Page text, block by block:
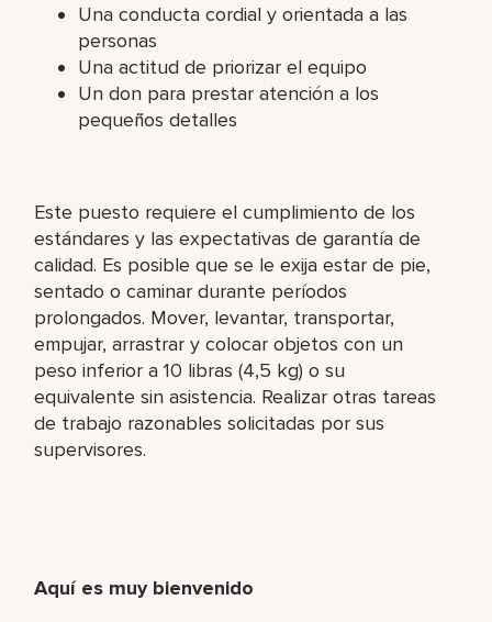
Una conducta cordial y orientada a las
personas
Una actitud de priorizar el equipo
Un don para prestar atención a los
pequeños detalles
Este puesto requiere el cumplimiento de los
estándares y las expectativas de garantía de
calidad. Es posible que se le exija estar de pie,
sentado o caminar durante períodos
prolongados. Mover, levantar, transportar,
empujar, arrastrar y colocar objetos con un
peso inferior a 10 libras (4,5 kg) o su
equivalente sin asistencia. Realizar otras tareas
de trabajo razonables solicitadas por sus
supervisores.
Aquí es muy bienvenido